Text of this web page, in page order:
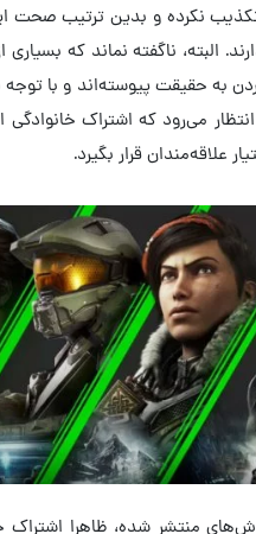
تکذیب نکرده و بدین ترتیب صحت
البته، ناگفته نماند که
به حقیقت پیوسته‌اند و با توجه
انتظار می‌رود که اشتراک
علاقه‌مندان قرار بگیرد.
منتشر شده، ظاهرا اشتراک